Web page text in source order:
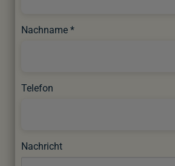
Nachname
Telefon
Nachricht